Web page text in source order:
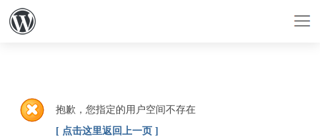
抱歉，您指定的用户空间不存在
[ 点击这里返回上一页 ]